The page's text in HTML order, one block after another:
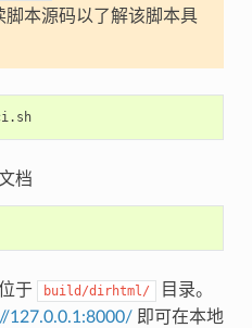
本源码以了解该脚本具
scripts/setup-ci.sh
档
于 build/dirhtml/
目录。
127.0.0.1:8000/即可在本地